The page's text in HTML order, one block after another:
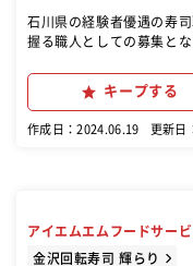
石川県の経験者優遇の寿司職
握る職人としての募集と
いくので、ご安心くださ
も聞いて下さいね。
キープする
作成日：2024.06.19 更新日
アイエムエムフードサー
金沢回転寿司 輝らり